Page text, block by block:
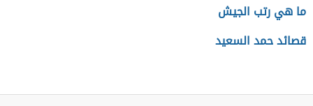
ما هي رتب الجيش
قصائد حمد السعيد